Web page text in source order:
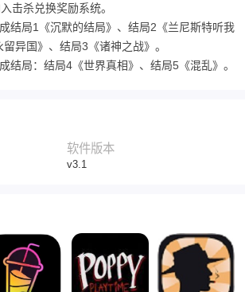
击杀兑换奖励系统。
结局1《沉默的结局》、结局2《兰尼斯特听我
异国》、结局3《诸神之战》。
结局：结局4《世界真相》、结局5《混乱》。
软件版本
v3.1